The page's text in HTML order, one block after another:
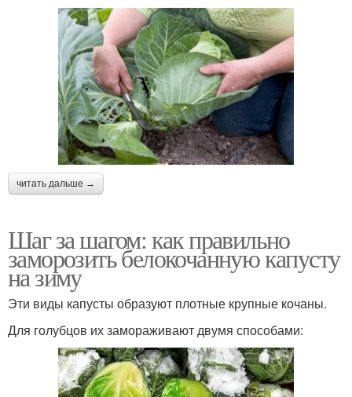
читать дальше →
Шаг за шагом: как правильно
заморозить белокочанную капусту
на зиму
Эти виды капусты образуют плотные крупные кочаны.
Для голубцов их замораживают двумя способами: